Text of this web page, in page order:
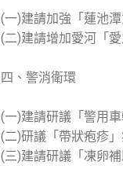
(一)建請加強「蓮池
(二)建請增加愛河「
四、警消衛環
(一)建請研議「警用
(二)研議「帶狀疱疹
(三)建請研議「凍卵